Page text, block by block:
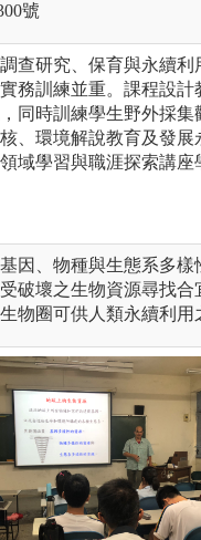
號
查研究、保育與永續利
務訓練並重。課程設計
同時訓練學生野外採集
、環境解說教育及發展
域學習與職涯探索講
因、物種與生態系多
破壞之生物資源尋找
物圈可供人類永續利用